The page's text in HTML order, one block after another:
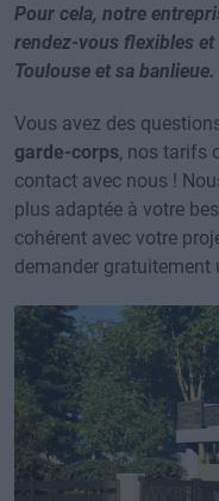
Pour cela, notre
rendez-vous flexibles
Toulouse et sa banlieue.
Vous avez des
garde-corps, nos tarifs
contact avec nous !
plus adaptée à votre
cohérent avec votre
demander gratuitement